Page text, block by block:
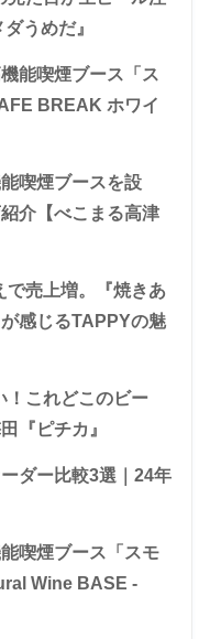
うめだ』
能喫煙ブース「ス
BREAK ホワイ
喫煙ブースを設
介【べこまる高津
で売上増。『焼きあ
感じるTAPPYの魅
！これどこのビー
『ピチカ』
ダー比較3選｜24年
喫煙ブース「スモ
Wine BASE -